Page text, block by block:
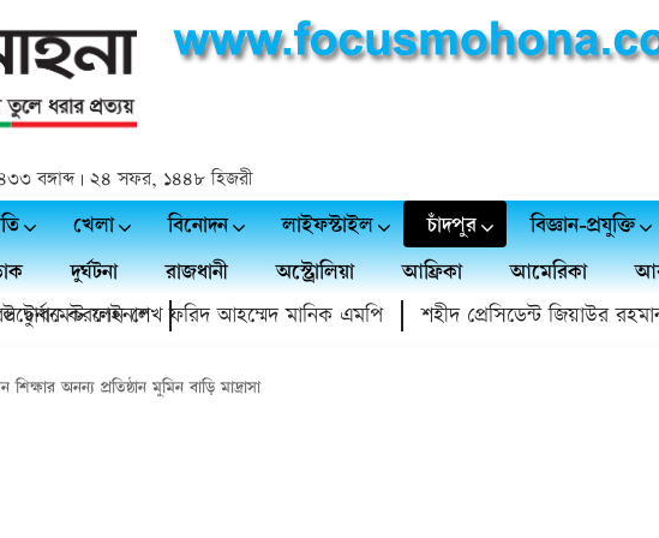
বঙ্গাব্দ | ২৪ সফর, ১৪৪৮ হিজরী
খেলা বিনোদন লাইফস্টাইল চাঁদপুর বিজ্ঞান-প্রযুক্তি
দুর্ঘটনা রাজধানী অস্ট্রোলিয়া আফ্রিকা আমেরিকা
করলেন শেখ ফরিদ আহম্মেদ মানিক এমপি শহীদ প্রেসিডেন্ট জিয়াউর রহমান স্মৃতি
ফাইনাল
অনন্য প্রতিষ্ঠান মুমিন বাড়ি মাদ্রাসা